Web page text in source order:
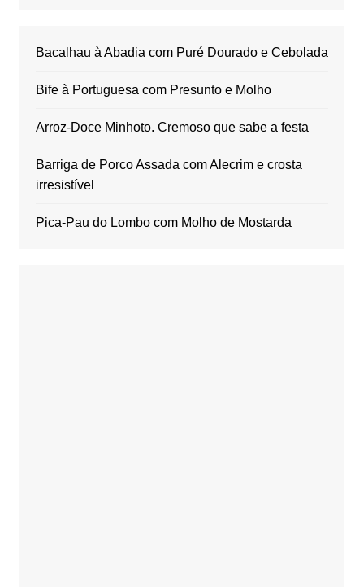
Bacalhau à Abadia com Puré Dourado e Cebolada
Bife à Portuguesa com Presunto e Molho
Arroz-Doce Minhoto. Cremoso que sabe a festa
Barriga de Porco Assada com Alecrim e crosta
irresistível
Pica-Pau do Lombo com Molho de Mostarda